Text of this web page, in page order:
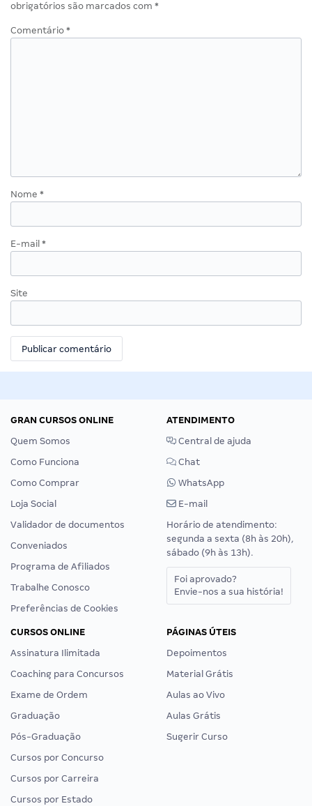
obrigatórios são marcados com *
Comentário *
Nome *
E-mail *
Site
GRAN CURSOS ONLINE
Quem Somos
Como Funciona
Como Comprar
Loja Social
Validador de documentos
Conveniados
Programa de Afiliados
Trabalhe Conosco
Preferências de Cookies
ATENDIMENTO
Central de ajuda
Chat
WhatsApp
E-mail
Horário de atendimento:
segunda a sexta (8h às 20h),
sábado (9h às 13h).
Foi aprovado?
Envie-nos a sua história!
CURSOS ONLINE
Assinatura Ilimitada
Coaching para Concursos
Exame de Ordem
Graduação
Pós-Graduação
Cursos por Concurso
Cursos por Carreira
Cursos por Estado
PÁGINAS ÚTEIS
Depoimentos
Material Grátis
Aulas ao Vivo
Aulas Grátis
Sugerir Curso